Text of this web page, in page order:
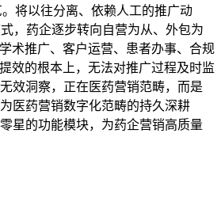
将以往分离、依赖人工的推广动
，药企逐步转向自营为从、外包为
术推广、客户运营、患者办事、合规
效的根本上，无法对推广过程及时监
效洞察，正在医药营销范畴，而是
医药营销数字化范畴的持久深耕
星的功能模块，为药企营销高质量